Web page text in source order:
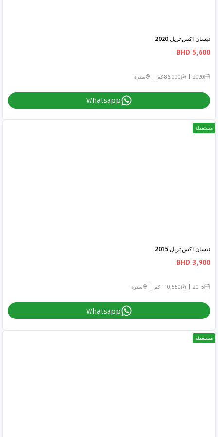
نيسان اكس تريل 2020
5,600 BHD
2020 86,000 كم سترة
Whatsapp
مستعملة
نيسان اكس تريل 2015
3,900 BHD
2015 110,550 كم سترة
Whatsapp
مستعملة